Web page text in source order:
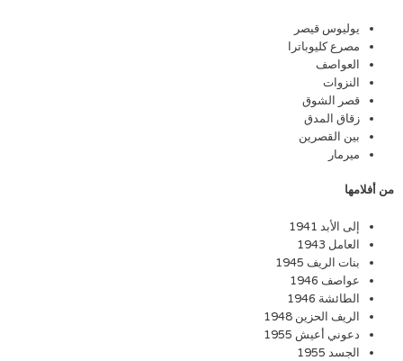
يوليوس قيصر
مصرع كليوباترا
العواصف
النزوات
قصر الشوق
زقاق المدق
بين القصرين
ميرمار
من أفلامها
إلى الأبد 1941
العامل 1943
بنات الريف 1945
عواصف 1946
الطائشة 1946
الريف الحزين 1948
دعوني أعيش 1955
الجسد 1955